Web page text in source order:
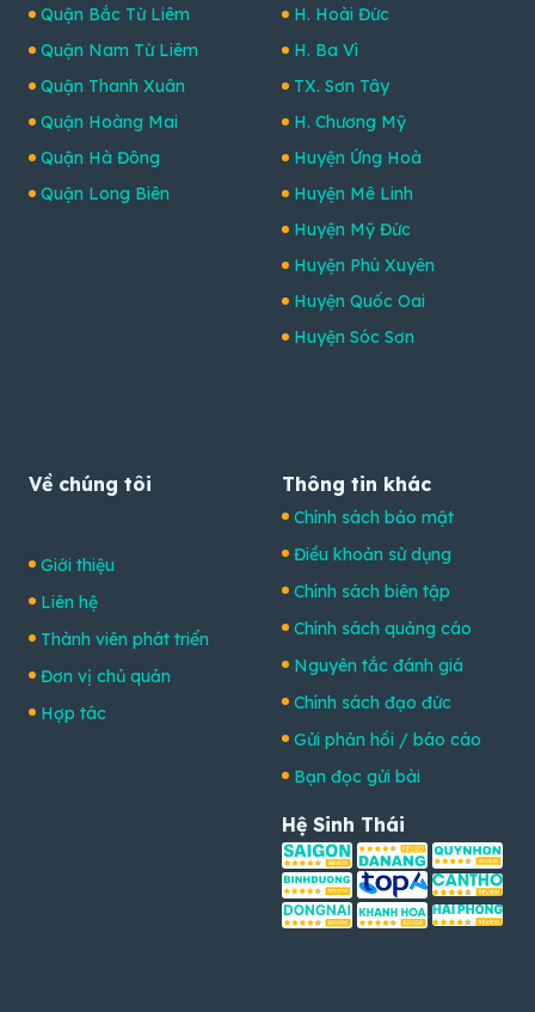
Quận Bắc Từ Liêm
Quận Nam Từ Liêm
Quận Thanh Xuân
Quận Hoàng Mai
Quận Hà Đông
Quận Long Biên
H. Hoài Đức
H. Ba Vì
TX. Sơn Tây
H. Chương Mỹ
Huyện Ứng Hoà
Huyện Mê Linh
Huyện Mỹ Đức
Huyện Phú Xuyên
Huyện Quốc Oai
Huyện Sóc Sơn
Về chúng tôi
Giới thiệu
Liên hệ
Thành viên phát triển
Đơn vị chủ quản
Hợp tác
Thông tin khác
Chính sách bảo mật
Điều khoản sử dụng
Chính sách biên tập
Chính sách quảng cáo
Nguyên tắc đánh giá
Chính sách đạo đức
Gửi phản hồi / báo cáo
Bạn đọc gửi bài
Hệ Sinh Thái